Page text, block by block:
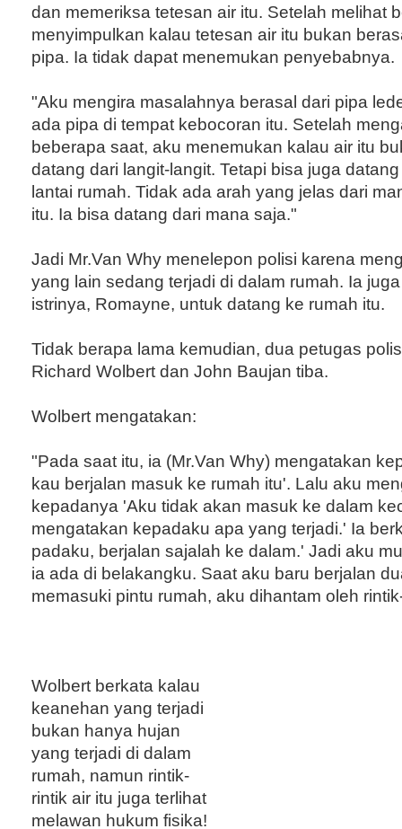
dan memeriksa tetesan air itu. Setelah melihat
menyimpulkan kalau tetesan air itu bukan
pipa. Ia tidak dapat menemukan penyebabnya.
"Aku mengira masalahnya berasal dari pipa
ada pipa di tempat kebocoran itu. Setelah
beberapa saat, aku menemukan kalau air itu
datang dari langit-langit. Tetapi bisa juga
lantai rumah. Tidak ada arah yang jelas dari
itu. Ia bisa datang dari mana saja."
Jadi Mr.Van Why menelepon polisi karena
yang lain sedang terjadi di dalam rumah. Ia
istrinya, Romayne, untuk datang ke rumah itu.
Tidak berapa lama kemudian, dua petugas
Richard Wolbert dan John Baujan tiba.
Wolbert mengatakan:
"Pada saat itu, ia (Mr.Van Why) mengatakan
kau berjalan masuk ke rumah itu'. Lalu aku
kepadanya 'Aku tidak akan masuk ke dalam
mengatakan kepadaku apa yang terjadi.' Ia
padaku, berjalan sajalah ke dalam.' Jadi aku
ia ada di belakangku. Saat aku baru berjalan
memasuki pintu rumah, aku dihantam oleh
Wolbert berkata kalau
keanehan yang terjadi
bukan hanya hujan
yang terjadi di dalam
rumah, namun rintik-
rintik air itu juga terlihat
melawan hukum fisika!